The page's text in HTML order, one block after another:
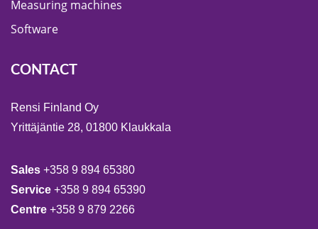
Measuring machines
Software
CONTACT
Rensi Finland Oy
Yrittäjäntie 28, 01800 Klaukkala
Sales +358 9 894 65380
Service +358 9 894 65390
Centre +358 9 879 2266